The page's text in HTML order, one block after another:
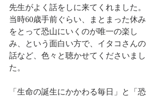
先生がよく話をしに来てくれました。
当時60歳手前ぐらい、まとまった休み
をとって恐山にいくのが唯一の楽し
み、という面白い方で、イタコさんの
話など、色々と聴かせてくださいまし
た。
「生命の誕生にかかわる毎日」と「恐